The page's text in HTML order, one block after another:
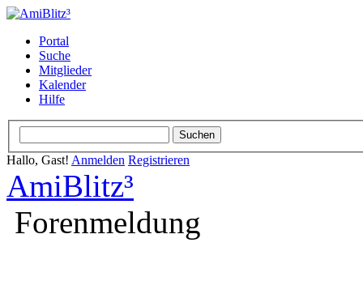
Portal
Suche
Mitglieder
Kalender
Hilfe
Hallo, Gast! Anmelden Registrieren
AmiBlitz³
Forenmeldung